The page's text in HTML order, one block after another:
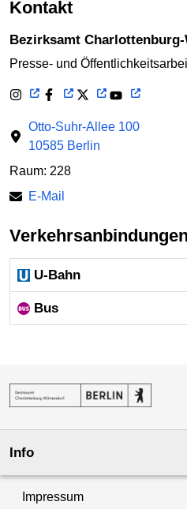
Kontakt
Bezirksamt
Presse- und
Otto-Suhr-Allee 100
10585 Berlin
Raum: 228
E-Mail
Verkehrsanbindungen
U-Bahn
Bus
Info
Impressum